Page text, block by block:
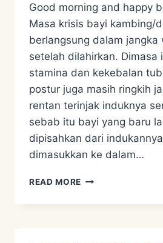
Good morning and happy
Masa krisis bayi kambing/
berlangsung dalam jangka
setelah dilahirkan. Dimasa
stamina dan kekebalan
postur juga masih ringkih
rentan terinjak induknya
sebab itu bayi yang baru
dipisahkan dari
dimasukkan ke dalam…
READ MORE MERAWAT
KAMBING